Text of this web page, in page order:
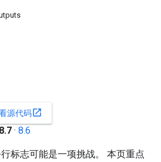
源代码open_in_new
8.7 · 8.6
标志可能是一项挑战。 本页重点